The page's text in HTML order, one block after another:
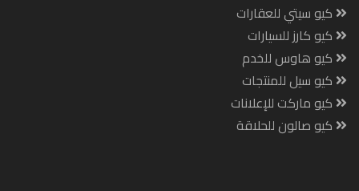
كيو سيتي للعقارات
كيو كارز للسيارات
كيو هاوس للخدم
كيو سيل للمنتجات
كيو ماركت للإعلانات
كيو صالون للحلاقة